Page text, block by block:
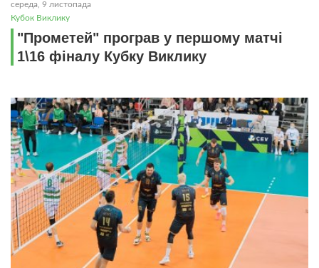
середа, 9 листопада
Кубок Виклику
"Прометей" програв у першому матчі
1\16 фіналу Кубку Виклику